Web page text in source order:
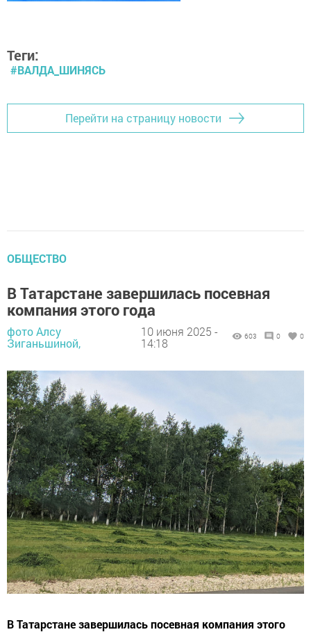
Теги:
#ВАЛДА_ШИНЯСЬ
Перейти на страницу новости
ОБЩЕСТВО
В Татарстане завершилась посевная
компания этого года
фото Алсу
Зиганьшиной,
10 июня 2025 -
14:18
603 0 0
В Татарстане завершилась посевная компания этого